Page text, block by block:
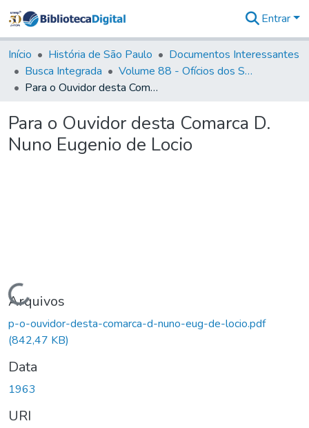
&
Coleções
Tudo na
Biblioteca
Estatísticas
Entrar
Início História de São Paulo
Documentos Interessantes
Busca Integrada
Volume 88 - Ofícios dos Senhores Governadores Interinos da Capitania de São Paulo (1817- 1819)
Para o Ouvidor desta Comarca D. Nuno Eugenio de Locio
Para o Ouvidor desta Comarca D.
Nuno Eugenio de Locio
Carregando...
Arquivos
p-o-ouvidor-desta-comarca-d-nuno-eug-de-locio.pdf
(842,47 KB)
Data
1963
URI